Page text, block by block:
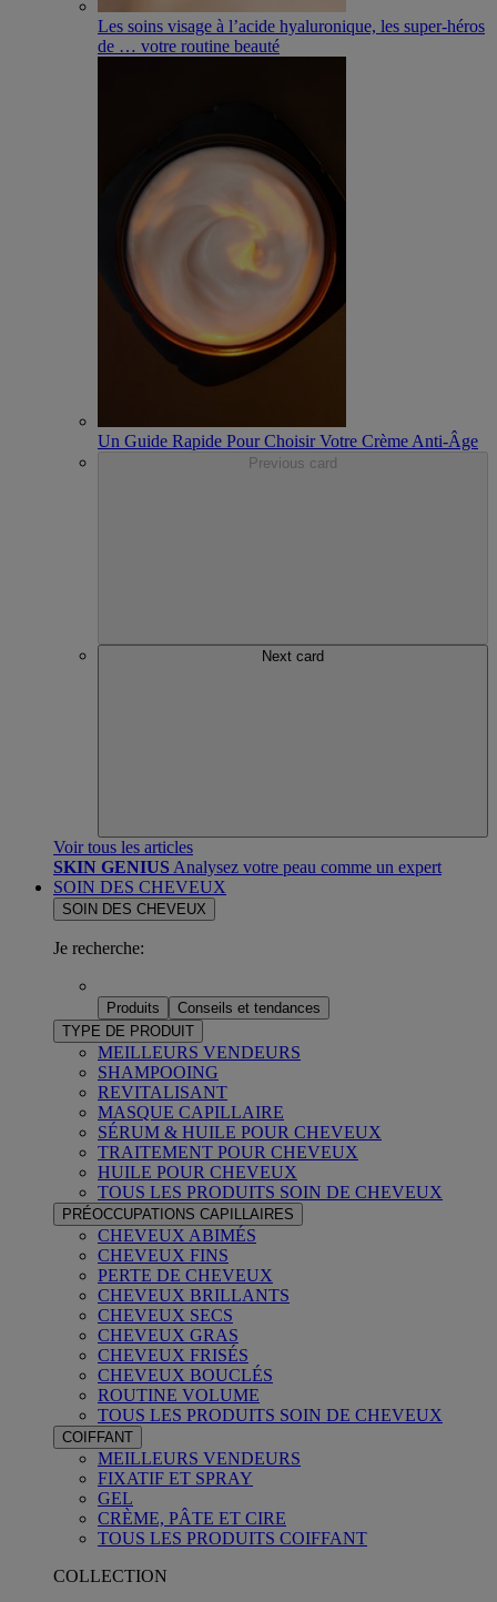
Les soins visage à l’acide hyaluronique, les super-héros
de … votre routine beauté
Un Guide Rapide Pour Choisir Votre Crème Anti-Âge
Previous card
Next card
Voir tous les articles
SKIN GENIUS Analysez votre peau comme un expert
SOIN DES CHEVEUX
SOIN DES CHEVEUX
Je recherche:
Produits
Conseils et tendances
TYPE DE PRODUIT
MEILLEURS VENDEURS
SHAMPOOING
REVITALISANT
MASQUE CAPILLAIRE
SÉRUM & HUILE POUR CHEVEUX
TRAITEMENT POUR CHEVEUX
HUILE POUR CHEVEUX
TOUS LES PRODUITS SOIN DE CHEVEUX
PRÉOCCUPATIONS CAPILLAIRES
CHEVEUX ABIMÉS
CHEVEUX FINS
PERTE DE CHEVEUX
CHEVEUX BRILLANTS
CHEVEUX SECS
CHEVEUX GRAS
CHEVEUX FRISÉS
CHEVEUX BOUCLÉS
ROUTINE VOLUME
TOUS LES PRODUITS SOIN DE CHEVEUX
COIFFANT
MEILLEURS VENDEURS
FIXATIF ET SPRAY
GEL
CRÈME, PÂTE ET CIRE
TOUS LES PRODUITS COIFFANT
COLLECTION